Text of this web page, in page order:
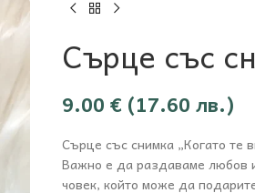
Сърце със
9.00 € (17.60 лв.)
Сърце със снимка „Когато те
Важно е да раздаваме любов
човек, който може да